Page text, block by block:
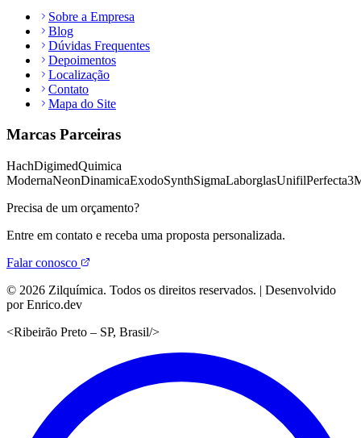
Sobre a Empresa
Blog
Dúvidas Frequentes
Depoimentos
Localização
Contato
Mapa do Site
Marcas Parceiras
HachDigimedQuimica
ModernaNeonDinamicaExodoSynthSigmaLaborglasUnifilPerfecta
Precisa de um orçamento?
Entre em contato e receba uma proposta personalizada.
Falar conosco
© 2026 Zilquímica. Todos os direitos reservados. | Desenvolvido
por Enrico.dev
<Ribeirão Preto – SP, Brasil/>